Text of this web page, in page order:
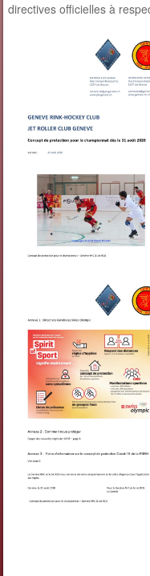
directives officielles à